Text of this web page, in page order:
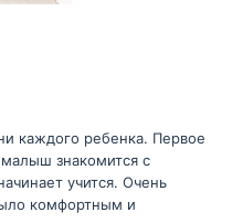
каждого ребенка. Первое
знакомится с
учится. Очень
комфортным и